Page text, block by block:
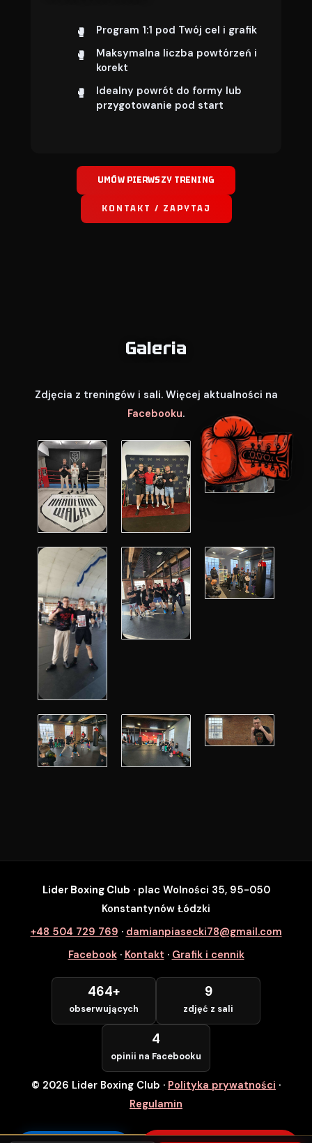
Program 1:1 pod Twój cel i grafik
Maksymalna liczba powtórzeń i
korekt
Idealny powrót do formy lub
przygotowanie pod start
UMÓW PIERWSZY TRENING
KONTAKT / ZAPYTAJ
Galeria
Zdjęcia z treningów i sali. Więcej aktualności na
Facebooku.
SZYBKI ZAPIS
Zapisz się na wybrane zajęcia
Numer Telefonu *
POTWIERDZAM — WCHODZĘ ZA
DARMO
Lider Boxing Club · plac Wolności 35, 95-050
Konstantynów Łódzki
+48 504 729 769 · damianpiasecki78@gmail.com
Facebook· Kontakt · Grafik i cennik
464+
obserwujących
9
zdjęć z sali
4
opinii na Facebooku
© 2026 Lider Boxing Club · Polityka prywatności ·
Regulamin